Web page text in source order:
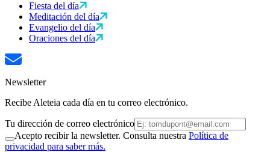
Fiesta del día
Meditación del día
Evangelio del día
Oraciones del día
Newsletter
Recibe Aleteia cada día en tu correo electrónico.
Tu dirección de correo electrónico
Acepto recibir la newsletter. Consulta nuestra Política de
privacidad para saber más.